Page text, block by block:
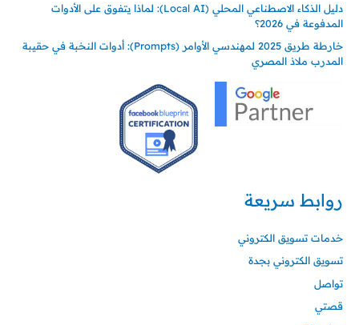
دليل الذكاء الاصطناعي المحلي (Local AI): لماذا يتفوق على الأدوات
المدفوعة في 2026؟
خارطة طريق 2025 لمهندسي الأوامر (Prompts): أدوات النخبة في حقيبة
المدرب ملاذ المصري
روابط سريعة
خدمات تسويق الكتروني
تسويق الكتروني بجدة
تواصل
قصتي